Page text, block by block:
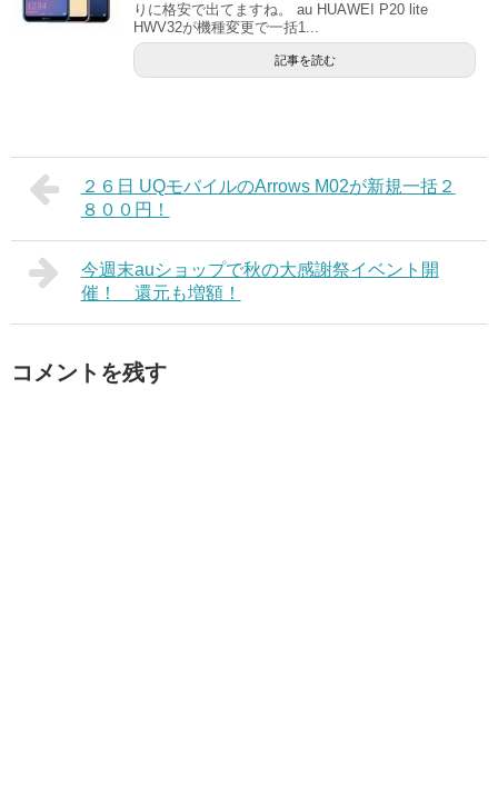
りに格安で出てますね。 au HUAWEI P20 lite
HWV32が機種変更で一括1...
記事を読む
２６日 UQモバイルのArrows M02が新規一括２
８００円！
今週末auショップで秋の大感謝祭イベント開
催！ 還元も増額！
コメントを残す